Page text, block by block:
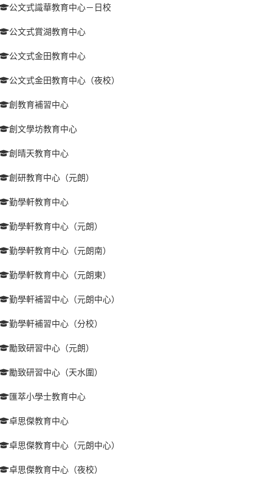
公文式識華教育中心－日校
公文式賞湖教育中心
公文式金田教育中心
公文式金田教育中心（夜校）
創教育補習中心
創文學坊教育中心
創晴天教育中心
創研教育中心（元朗）
勤學軒教育中心
勤學軒教育中心（元朗）
勤學軒教育中心（元朗南）
勤學軒教育中心（元朗東）
勤學軒補習中心（元朗中心）
勤學軒補習中心（分校）
勵致研習中心（元朗）
勵致研習中心（天水圍）
匯萃小學士教育中心
卓思傑教育中心
卓思傑教育中心（元朗中心）
卓思傑教育中心（夜校）